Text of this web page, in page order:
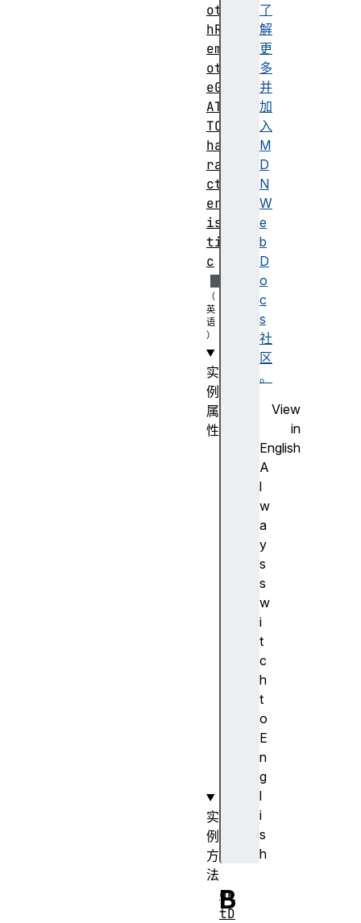
了
解
更
多
并
加
入
M
D
N
W
e
b
D
o
c
s
社
区
。
View
in
English
A
l
w
a
y
s
s
w
i
t
c
h
t
o
E
n
g
l
i
s
h
B
ot
hR
em
ot
eG
AT
TC
ha
ra
ct
er
is
ti
c
实
例
属
性
实
例
方
法
ge
tD